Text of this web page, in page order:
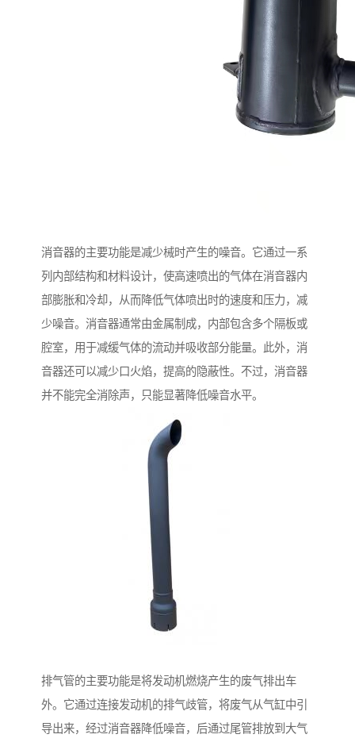
消音器的主要功能是减少械时产生的噪音。它通过一系
列内部结构和材料设计，使高速喷出的气体在消音器内
部膨胀和冷却，从而降低气体喷出时的速度和压力，减
少噪音。消音器通常由金属制成，内部包含多个隔板或
腔室，用于减缓气体的流动并吸收部分能量。此外，消
音器还可以减少口火焰，提高的隐蔽性。不过，消音器
并不能完全消除声，只能显著降低噪音水平。
排气管的主要功能是将发动机燃烧产生的废气排出车
外。它通过连接发动机的排气歧管，将废气从气缸中引
导出来，经过消音器降低噪音，后通过尾管排放到大气